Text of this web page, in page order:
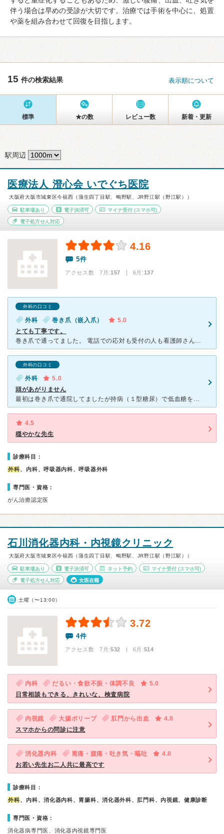
伴う場合は早めの受診が大切です。治療では手術を中心に、処置
や薬を組み合わせて回復を目指します。
15 件の検索結果 表示順について
標準 ★の数 レビュー数 新着・更新
駅周辺
医療法人 澄心会 いでぐち医院
大阪府大阪市城東区今福西（蒲生四丁目駅、鴫野駅、JR野江駅（野江駅））
駐車場あり 電子決済可 マイナ受付 (スマホ可)
電子処方せん対応
4.16
5件
アクセス数 7月:157 | 6月:137
外科の口コミ
外科 巻き爪（嵌入爪）
5.0
とても丁寧です。
巻き爪で通ってました。 電話での応対も受付の人も看護師さんも先生も皆さんとても感じがいいです。特に先生はとても親しみやすいです。 病院内は広くて綺麗で清潔です。 わたしは巻き爪の他に以前ガンで手
外科の口コミ
外科
5.0
頭があがりません
最初は巻き爪で通院してましたが持病（１型糖尿）で低血糖を病院内で2回起こした時に「今行ってるところはダメ 紹介するから！1型もみてくれるから！！」でその場で入院まで手続きしてくださり 実際２型の治療方
4.5
穏やかな先生
診療科目：
外科、内科、呼吸器内科、呼吸器外科
専門医・資格：
がん治療認定医
石川消化器内科・内視鏡クリニック
大阪府大阪市城東区今福西（蒲生四丁目駅、鴫野駅、JR野江駅（野江駅））
駐車場あり 電子決済可 ネット予約 マイナ受付 (スマホ可)
電子処方せん対応 女医在籍
土曜（〜13:00）
3.72
4件
アクセス数 7月:532 | 6月:514
内科 だるい・食欲不振・体調不良
5.0
日常相談もできる、きれいな、検査病院
内視鏡 大腸ポリープ 肛門から出血
4.0
スマホからの問診に注意
消化器内科 胃痛・腹痛・吐き気・嘔吐
4.0
お若い先生お二人共に最高です
診療科目：
外科、内科、消化器内科、胃腸科、消化器外科、肛門科、内視鏡、健康診断
専門医・資格：
消化器病専門医、消化器内視鏡専門医